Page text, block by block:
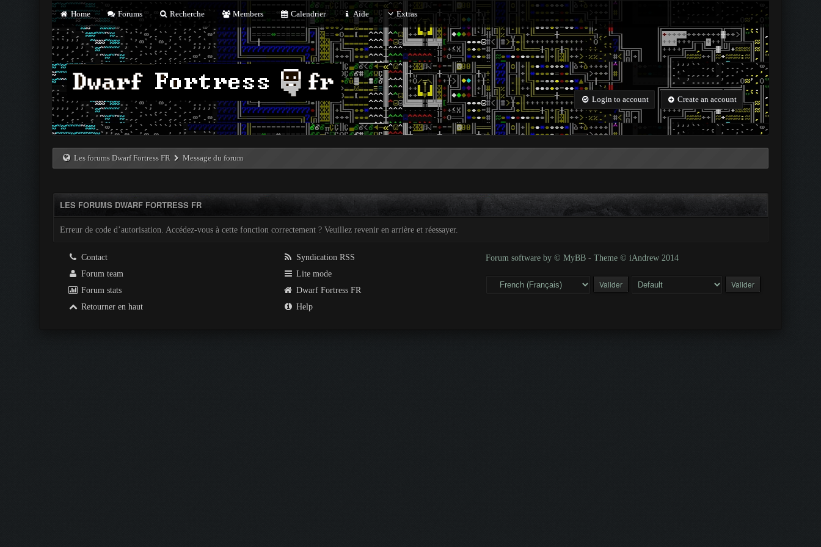
Home Forums Recherche Members Calendrier Aide Extras
Login to account Create an account
Les forums Dwarf Fortress FR Message du forum
LES FORUMS DWARF FORTRESS FR
Erreur de code d’autorisation. Accédez-vous à cette fonction correctement ? Veuillez revenir en arrière et réessayer.
Contact
Forum team
Forum stats
Retourner en haut
Syndication RSS
Lite mode
Dwarf Fortress FR
Help
Forum software by © MyBB - Theme © iAndrew 2014